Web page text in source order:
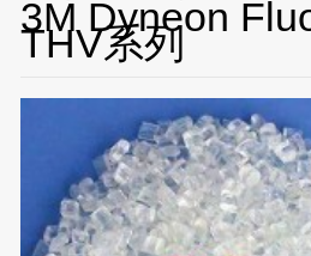
3M Dyneon
THV系列